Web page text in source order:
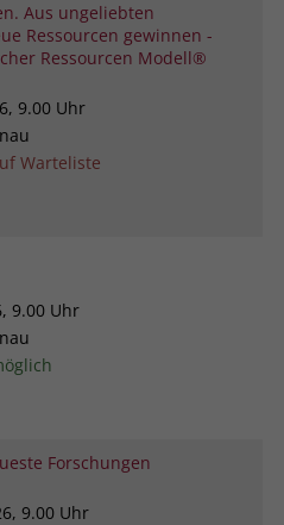
Aus ungeliebten
Ressourcen gewinnen -
Ressourcen Modell®
9.00 Uhr
Warteliste
9.00 Uhr
Forschungen
9.00 Uhr